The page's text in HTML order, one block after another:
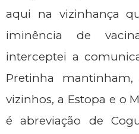
aqui na vizinhança
iminência de
interceptei a
Pretinha
vizinhos, a Estopa e o
é abreviação de